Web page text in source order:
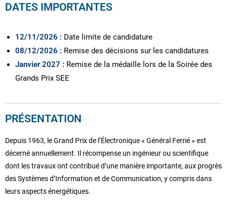
DATES IMPORTANTES
12/11/2026 : Date limite de candidature
08/12/2026 : Remise des décisions sur les candidatures
Janvier 2027 : Remise de la médaille lors de la Soirée des
Grands Prix SEE
PRÉSENTATION
Depuis 1963, le Grand Prix de l’Électronique « Général Ferrié » est
décerné annuellement. Il récompense un ingénieur ou scientifique
dont les travaux ont contribué d’une manière importante, aux progrès
des Systèmes d’Information et de Communication, y compris dans
leurs aspects énergétiques.